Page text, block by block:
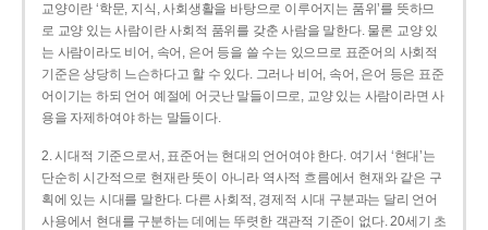
교양이란 ‘학문, 지식, 사회생활을 바탕으로 이루어지는 품위’를 뜻하므
로 교양 있는 사람이란 사회적 품위를 갖춘 사람을 말한다. 물론 교양 있
는 사람이라도 비어, 속어, 은어 등을 쓸 수는 있으므로 표준어의 사회적
기준은 상당히 느슨하다고 할 수 있다. 그러나 비어, 속어, 은어 등은 표준
어이기는 하되 언어 예절에 어긋난 말들이므로, 교양 있는 사람이라면 사
용을 자제하여야 하는 말들이다.
2. 시대적 기준으로서, 표준어는 현대의 언어여야 한다. 여기서 ‘현대’는
단순히 시간적으로 현재란 뜻이 아니라 역사적 흐름에서 현재와 같은 구
획에 있는 시대를 말한다. 다른 사회적, 경제적 시대 구분과는 달리 언어
사용에서 현대를 구분하는 데에는 뚜렷한 객관적 기준이 없다. 20세기 초